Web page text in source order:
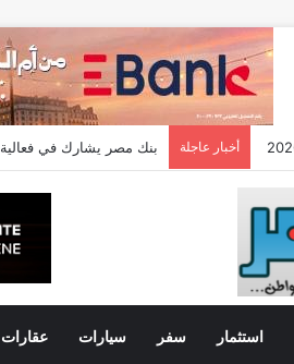
أخبار عاجلة سامسونج تتعاون مع ويجز وLege-Cy في أحدث حملاتها للترويج لسلسلة Galaxy A
استثمار سفر سيارات عقارات